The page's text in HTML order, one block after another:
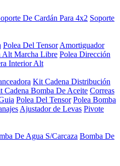
De Cardán Para 4x2 Soporte
Polea Del Tensor Amortiguador
Alt Marcha Libre Polea Dirección
Interior Alt
Kit Cadena Distribución
Cadena Bomba De Aceite Correas
Polea Del Tensor Polea Bomba
Ajustador de Levas Pivote
De Agua S/Carcaza Bomba De